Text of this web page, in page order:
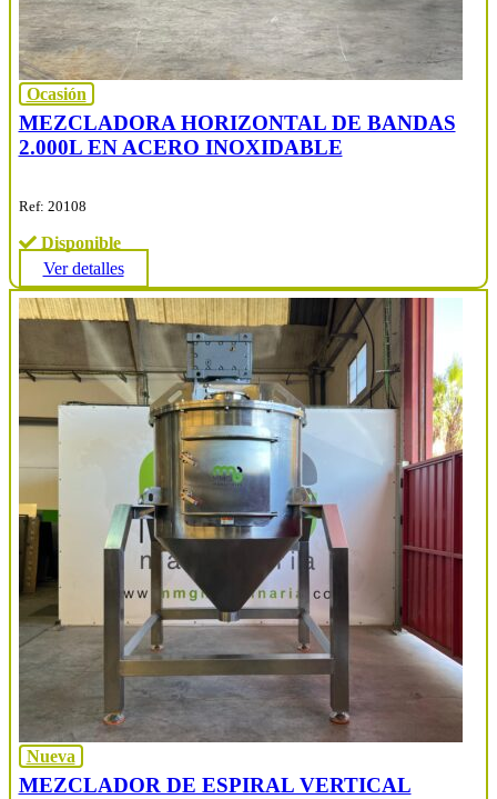
Ocasión
MEZCLADORA HORIZONTAL DE BANDAS
2.000L EN ACERO INOXIDABLE
Ref: 20108
Disponible
Ver detalles
Nueva
MEZCLADOR DE ESPIRAL VERTICAL